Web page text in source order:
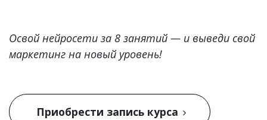
Освой нейросети за 8 занятий — и выведи свой
маркетинг на новый уровень!
Приобрести запись курса